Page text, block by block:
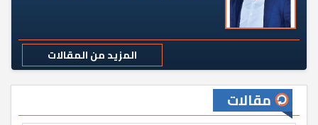
المزيد من المقالات
مقالات